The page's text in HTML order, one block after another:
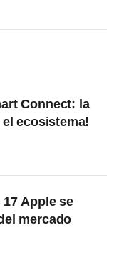
Connect: la
ecosistema!
Apple se
mercado